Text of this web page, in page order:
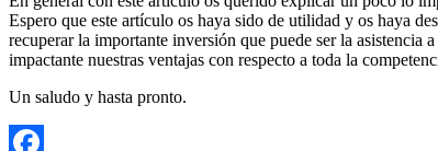
Espero que este artículo os haya sido de utilidad y os haya
recuperar la importante inversión que puede ser la asistencia
impactante nuestras ventajas con respecto a toda la
Un saludo y hasta pronto.